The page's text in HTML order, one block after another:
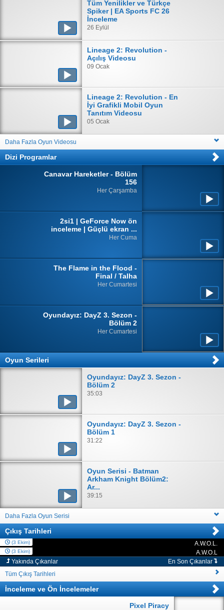
Tüm Yenilikler ve Türkçe
Spiker | EA Sports FC 26
İnceleme
26 Eylül
Lineage 2: Revolution -
Açılış Videosu
09 Ocak
Lineage 2: Revolution - En
İyi Grafikli Mobil Oyun
Tanıtım Videosu
05 Ocak
Daha Fazla Oyun Videosu
Dizi Programlar
Canavar Hareketler - Bölüm
156
Her Çarşamba
2si1 | GeForce Now ön
inceleme | Güçlü ekran ...
Her Cuma
The Flame in the Flood -
Final / Talha
Her Cumartesi
Oyundayız: DayZ 3. Sezon -
Bölüm 2
Her Cumartesi
Oyun Serileri
Oyundayız: DayZ 3. Sezon -
Bölüm 2
35:03
Oyundayız: DayZ 3. Sezon -
Bölüm 1
31:22
Oyun Serisi - Batman
Arkham Knight Bölüm2:
Ar...
39:15
Daha Fazla Oyun Serisi
Çıkış Tarihleri
(3 Ekim)
PC A.W.O.L.
(3 Ekim)
PC
A.W.O.L
Yakında Çıkanlar
En Son Çıkanlar
Tüm Çıkış Tarihleri
İnceleme ve Ön İncelemeler
Pixel Piracy